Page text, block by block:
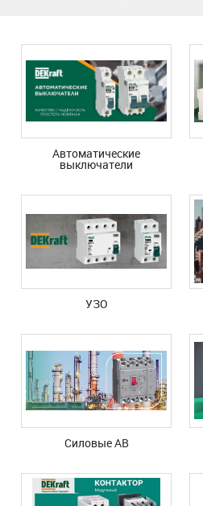
Автоматические
выключатели
УЗО
Силовые АВ